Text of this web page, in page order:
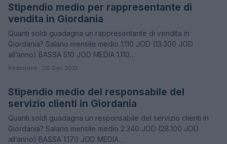
STIPENDI
Stipendio medio per rappresentante di
vendita in Giordania
Quanti soldi guadagna un rappresentante di vendita in
Giordania? Salario mensile medio 1.110 JOD (13.300 JOD
all’anno) BASSA 510 JOD MEDIA 1.110…
Redazione · 26 Gen 2021
STIPENDI
Stipendio medio del responsabile del
servizio clienti in Giordania
Quanti soldi guadagna un responsabile del servizio clienti in
Giordania? Salario mensile medio 2.340 JOD (28.100 JOD
all’anno) BASSA 1.170 JOD MEDIA…